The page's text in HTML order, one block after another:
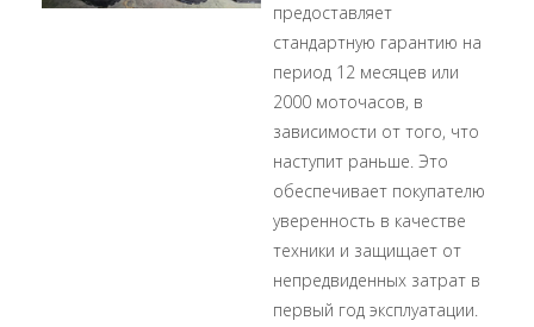
предоставляет
стандартную гарантию на
период 12 месяцев или
2000 моточасов, в
зависимости от того, что
наступит раньше. Это
обеспечивает покупателю
уверенность в качестве
техники и защищает от
непредвиденных затрат в
первый год эксплуатации.